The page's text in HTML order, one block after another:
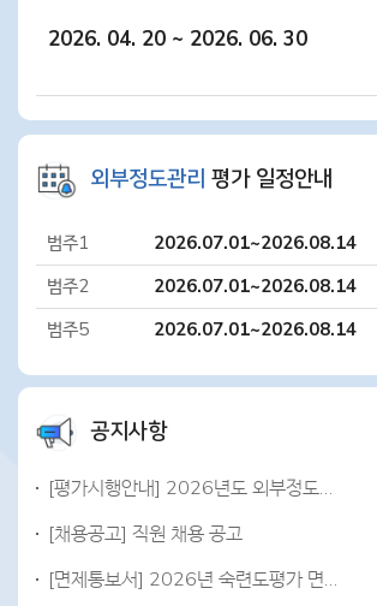
2026. 04. 20 ~ 2026. 06. 30
외부정도관리 평가 일정안내
범주1 2026.07.01~2026.08.14
범주2 2026.07.01~2026.08.14
범주5 2026.07.01~2026.08.14
공지사항
[평가시행안내] 2026년도 외부정도관리 평가 시행 안내
[채용공고] 직원 채용 공고
[면제통보서] 2026년 숙련도평가 면제통보서 발급 안내